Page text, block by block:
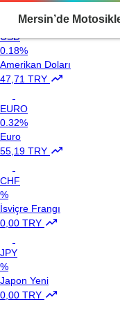
USD
0.18%
Amerikan Doları
47,71 TRY
EURO
0.32%
Euro
55,19 TRY
CHF
%
İsviçre Frangı
0,00 TRY
JPY
%
Japon Yeni
0,00 TRY
Mersin’de
Kaybetti